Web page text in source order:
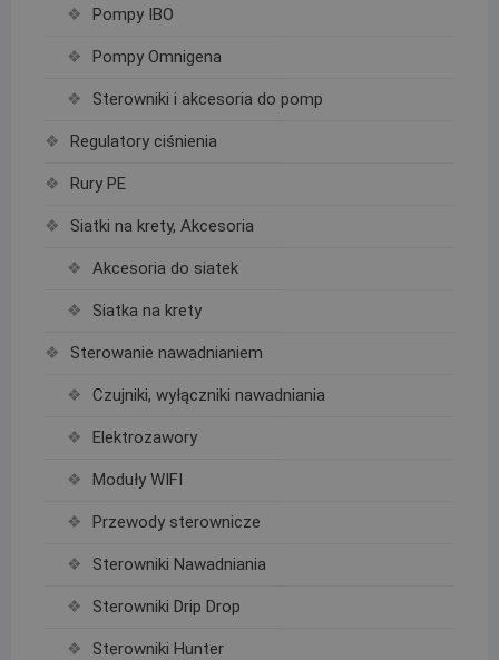
Pompy IBO
Pompy Omnigena
Sterowniki i akcesoria do pomp
Regulatory ciśnienia
Rury PE
Siatki na krety, Akcesoria
Akcesoria do siatek
Siatka na krety
Sterowanie nawadnianiem
Czujniki, wyłączniki nawadniania
Elektrozawory
Moduły WIFI
Przewody sterownicze
Sterowniki Nawadniania
Sterowniki Drip Drop
Sterowniki Hunter